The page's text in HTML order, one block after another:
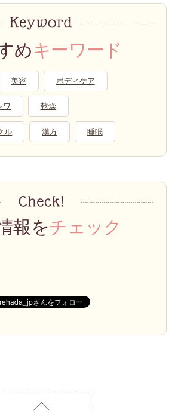
めキーワード
美容 ボディケア
ワ 乾燥
ル 漢方 睡眠
報をチェック